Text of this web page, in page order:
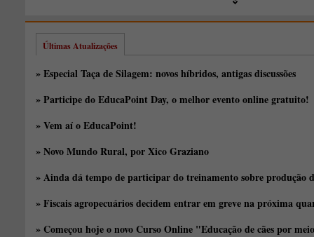
Últimas Atualizações
» Especial Taça de Silagem: novos híbridos, antigas discussões
» Participe do EducaPoint Day, o melhor evento online gratuito!
» Vem aí o EducaPoint!
» Novo Mundo Rural, por Xico Graziano
» Ainda dá tempo de participar do treinamento sobre produção
» Fiscais agropecuários decidem entrar em greve na próxima
» Começou hoje o novo Curso Online "Educação de cães por